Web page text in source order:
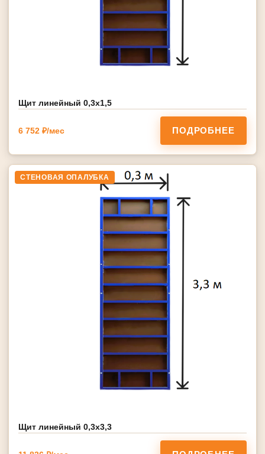
Щит линейный 0,3х1,5
6 752 ₽/мес ПОДРОБНЕЕ
СТЕНОВАЯ ОПАЛУБКА
Щит линейный 0,3х3,3